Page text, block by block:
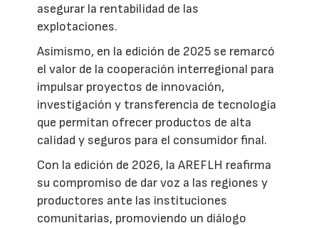
asegurar la rentabilidad de las
explotaciones.
Asimismo, en la edición de 2025 se remarcó
el valor de la cooperación interregional para
impulsar proyectos de innovación,
investigación y transferencia de tecnología
que permitan ofrecer productos de alta
calidad y seguros para el consumidor final.
Con la edición de 2026, la AREFLH reafirma
su compromiso de dar voz a las regiones y
productores ante las instituciones
comunitarias, promoviendo un diálogo